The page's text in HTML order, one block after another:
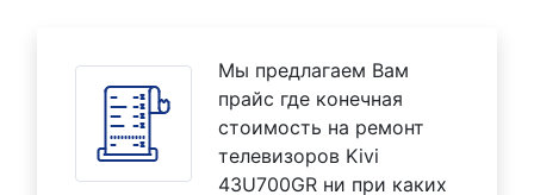
Мы предлагаем Вам
прайс где конечная
стоимость на ремонт
телевизоров Kivi
43U700GR ни при каких